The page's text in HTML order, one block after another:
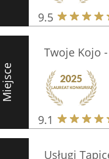
9.5
Miejsce
Twoje Kojo
9.1
Usługi